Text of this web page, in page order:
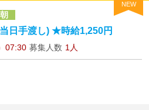
NEW
朝
日手渡し) ★時給1,250円
07:30 募集人数 1人